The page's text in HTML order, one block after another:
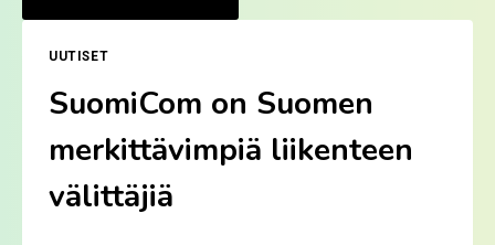
UUTISET
SuomiCom on Suomen
merkittävimpiä liikenteen
välittäjiä